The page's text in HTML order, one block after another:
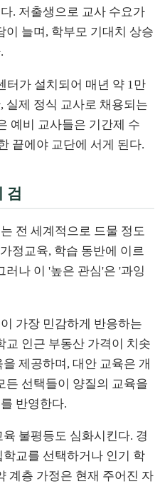
. 저출생으로 교사 수요가
이 늘며, 학부모 기대치 상승
터가 설치되어 매년 약 1만
실제 정식 교사로 채용되는
예비 교사들은 기간제 수
끝에야 교단에 서게 된다.
검
전 세계적으로 드물 정도
정교육, 학습 동반에 이르
러나 이 '높은 관심'은 '과잉
가장 민감하게 반응하는
교 인근 부동산 가격이 치솟
제공하며, 대안 교육은 개
든 선택들이 양질의 교육을
반영한다.
불평등도 심화시킨다. 경
교를 선택하거나 인기 학
계층 가정은 현재 주어진 자